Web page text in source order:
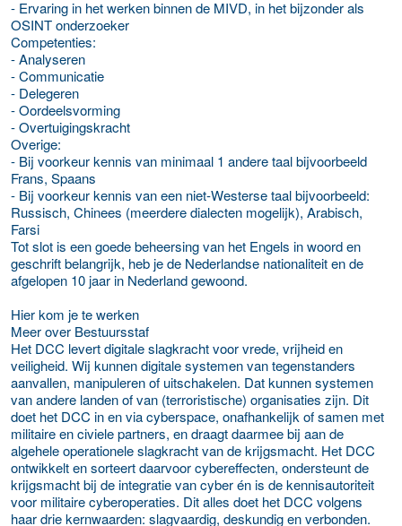
- Ervaring in het werken binnen de MIVD, in het bijzonder als
OSINT onderzoeker
Competenties:
- Analyseren
- Communicatie
- Delegeren
- Oordeelsvorming
- Overtuigingskracht
Overige:
- Bij voorkeur kennis van minimaal 1 andere taal bijvoorbeeld
Frans, Spaans
- Bij voorkeur kennis van een niet-Westerse taal bijvoorbeeld:
Russisch, Chinees (meerdere dialecten mogelijk), Arabisch,
Farsi
Tot slot is een goede beheersing van het Engels in woord en
geschrift belangrijk, heb je de Nederlandse nationaliteit en de
afgelopen 10 jaar in Nederland gewoond.
Hier kom je te werken
Meer over Bestuursstaf
Het DCC levert digitale slagkracht voor vrede, vrijheid en
veiligheid. Wij kunnen digitale systemen van tegenstanders
aanvallen, manipuleren of uitschakelen. Dat kunnen systemen
van andere landen of van (terroristische) organisaties zijn. Dit
doet het DCC in en via cyberspace, onafhankelijk of samen met
militaire en civiele partners, en draagt daarmee bij aan de
algehele operationele slagkracht van de krijgsmacht. Het DCC
ontwikkelt en sorteert daarvoor cybereffecten, ondersteunt de
krijgsmacht bij de integratie van cyber én is de kennisautoriteit
voor militaire cyberoperaties. Dit alles doet het DCC volgens
haar drie kernwaarden: slagvaardig, deskundig en verbonden.